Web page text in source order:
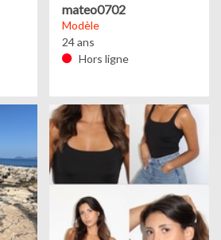
mateo0702
Modèle
24 ans
Hors ligne